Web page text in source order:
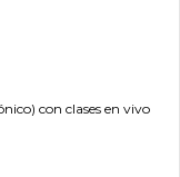
con clases en vivo